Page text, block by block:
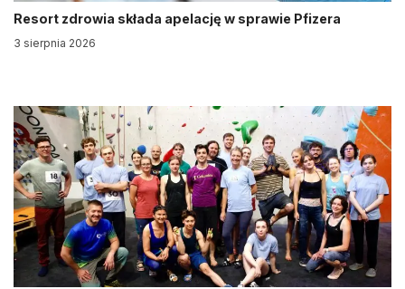
Resort zdrowia składa apelację w sprawie Pfizera
3 sierpnia 2026